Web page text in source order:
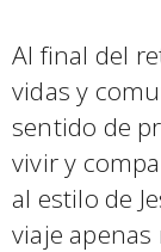
Al final del
vidas y
sentido de
vivir y
al estilo de
viaje apenas